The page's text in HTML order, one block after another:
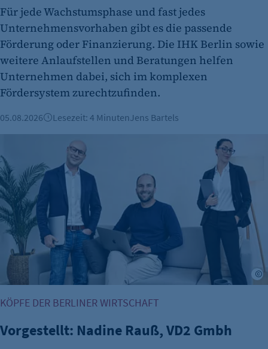
Für jede Wachstumsphase und fast jedes
Unternehmensvorhaben gibt es die passende
Förderung oder Finanzierung. Die IHK Berlin sowie
weitere Anlaufstellen und Beratungen helfen
Unternehmen dabei, sich im komplexen
Fördersystem zurechtzufinden.
05.08.2026 Lesezeit: 4 MinutenJens Bartels
KÖPFE DER BERLINER WIRTSCHAFT
Vorgestellt: Nadine Rauß, VD2 Gmbh